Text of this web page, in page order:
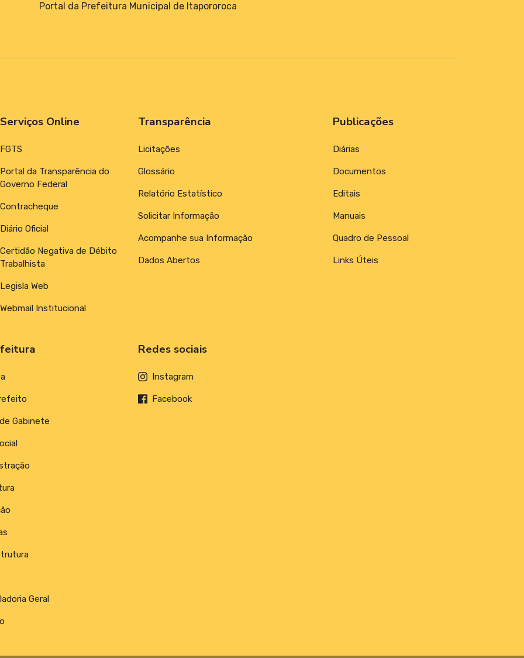
Portal da Prefeitura Municipal de Itapororoca
Serviços Online
FGTS
Portal da Transparência do
Governo Federal
Contracheque
Diário Oficial
Certidão Negativa de Débito
Trabalhista
Legisla Web
Webmail Institucional
Transparência
Licitações
Glossário
Relatório Estatístico
Solicitar Informação
Acompanhe sua Informação
Dados Abertos
Publicações
Diárias
Documentos
Editais
Manuais
Quadro de Pessoal
Links Úteis
Gabinete
Geral
Redes sociais
Instagram
Facebook